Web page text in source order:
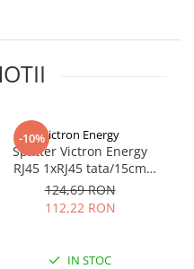
-10%Victron Energy
Splitter Victron Energy
RJ45 1xRJ45 tata/15cm
cablu/2xRJ45 mama
124,69 RON
112,22 RON
IN STOC